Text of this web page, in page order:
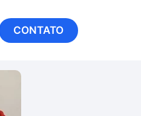
CONTATO